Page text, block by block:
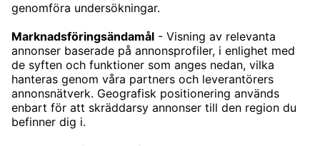
GÖTEBORG
MALMÖ
SKÖVDE
HELSINGBORG
BORÅS